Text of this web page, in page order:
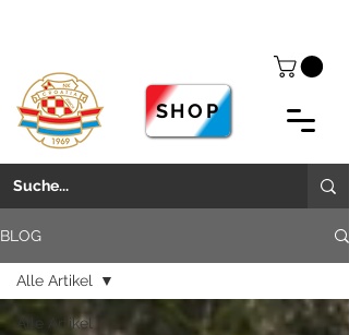
SHOP
BLOG
Alle Artikel
Alle Artikel